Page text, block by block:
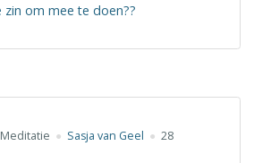
om mee te doen??
Meditatie Sasja van Geel
28